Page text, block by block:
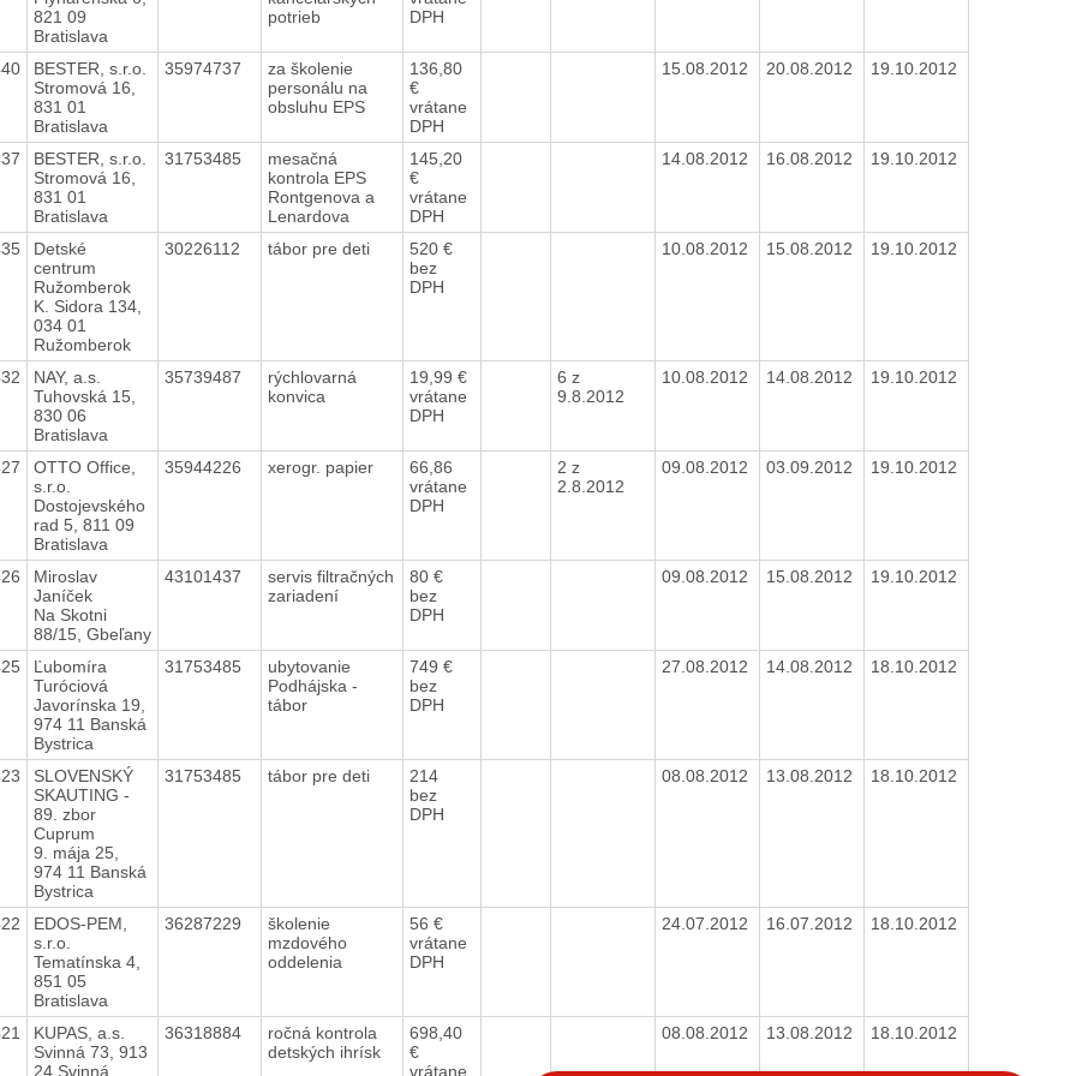
821 09
Bratislava
potrieb
DPH
BESTER, s.r.o.
Stromová 16,
831 01
Bratislava
35974737
za školenie
personálu na
obsluhu EPS
136,80
€
vrátane
DPH
15.08.2012 20.08.2012 19.10.2012
BESTER, s.r.o.
Stromová 16,
831 01
Bratislava
31753485
mesačná
kontrola EPS
Rontgenova a
Lenardova
145,20
€
vrátane
DPH
14.08.2012 16.08.2012 19.10.2012
Detské
centrum
Ružomberok
K. Sidora 134,
034 01
Ružomberok
30226112 tábor pre deti
520 €
bez
DPH
10.08.2012 15.08.2012 19.10.2012
NAY, a.s.
Tuhovská 15,
830 06
Bratislava
35739487
rýchlovarná
konvica
19,99 €
vrátane
DPH
6 z
9.8.2012
10.08.2012 14.08.2012 19.10.2012
OTTO Office,
s.r.o.
Dostojevského
rad 5, 811 09
Bratislava
35944226 xerogr. papier
66,86
vrátane
DPH
2 z
2.8.2012
09.08.2012 03.09.2012 19.10.2012
Miroslav
Janíček
Na Skotni
88/15, Gbeľany
43101437
servis filtračných
zariadení
80 €
bez
DPH
09.08.2012 15.08.2012 19.10.2012
Ľubomíra
Turóciová
Javorínska 19,
974 11 Banská
Bystrica
31753485
ubytovanie
Podhájska -
tábor
749 €
bez
DPH
27.08.2012 14.08.2012 18.10.2012
SLOVENSKÝ
SKAUTING -
89. zbor
Cuprum
9. mája 25,
974 11 Banská
Bystrica
31753485 tábor pre deti
214
bez
DPH
08.08.2012 13.08.2012 18.10.2012
EDOS-PEM,
s.r.o.
Tematínska 4,
851 05
Bratislava
36287229
školenie
mzdového
oddelenia
56 €
vrátane
DPH
24.07.2012 16.07.2012 18.10.2012
KUPAS, a.s.
Svinná 73, 913
24 Svinná
36318884
ročná kontrola
detských ihrísk
698,40
€
vrátane
08.08.2012 13.08.2012 18.10.2012